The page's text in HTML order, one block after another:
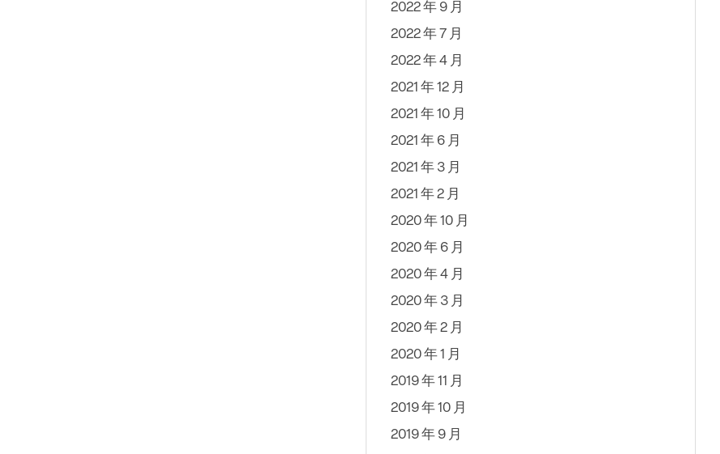
2022 年 9 月
2022 年 7 月
2022 年 4 月
2021 年 12 月
2021 年 10 月
2021 年 6 月
2021 年 3 月
2021 年 2 月
2020 年 10 月
2020 年 6 月
2020 年 4 月
2020 年 3 月
2020 年 2 月
2020 年 1 月
2019 年 11 月
2019 年 10 月
2019 年 9 月